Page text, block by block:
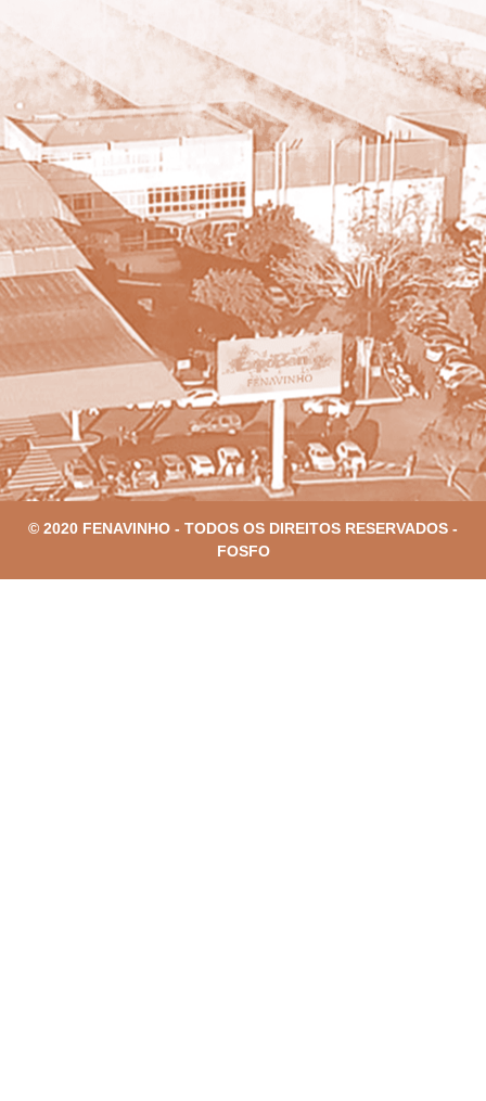
© 2020 FENAVINHO - TODOS OS DIREITOS RESERVADOS -
FOSFO